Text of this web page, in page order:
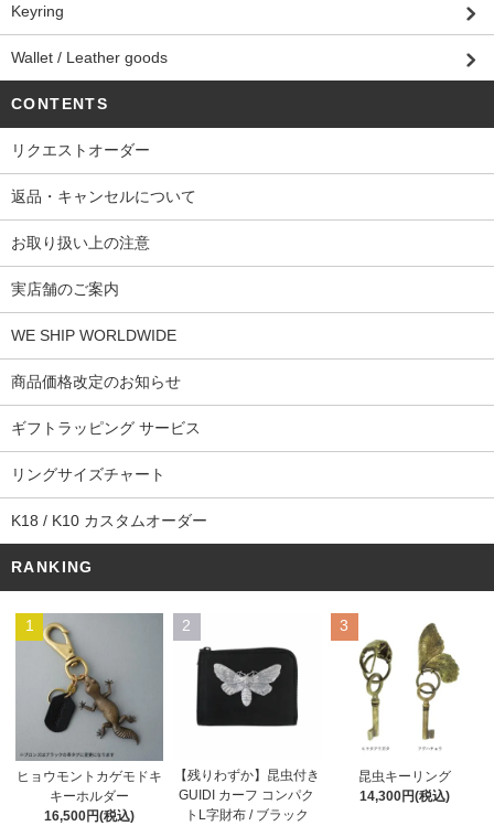
Keyring
Wallet / Leather goods
CONTENTS
リクエストオーダー
返品・キャンセルについて
お取り扱い上の注意
実店舗のご案内
WE SHIP WORLDWIDE
商品価格改定のお知らせ
ギフトラッピング サービス
リングサイズチャート
K18 / K10 カスタムオーダー
RANKING
1
ヒョウモントカゲモドキ
キーホルダー
16,500円(税込)
2
【残りわずか】昆虫付き
GUIDI カーフ コンパク
トL字財布 / ブラック
3
昆虫キーリング
14,300円(税込)